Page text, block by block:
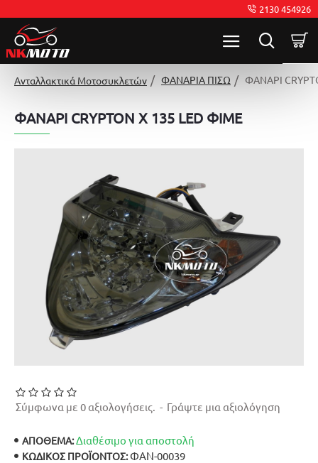
2130 454926
Ανταλλακτικά Μοτοσυκλετών ΦΑΝΑΡΙΑ ΠΙΣΩ ΦΑΝΑΡΙ
ΦΑΝΑΡΙ CRYPTON X 135 LED ΦΙΜΕ
ΑΠΟΘΕΜΑ:Διαθέσιμο για αποστολή
ΚΩΔΙΚΌΣ ΠΡΟΪΌΝΤΟΣ:ΦΑΝ-00039
Σύμφωνα με 0 αξιολογήσεις. - Γράψτε μια αξιολόγηση